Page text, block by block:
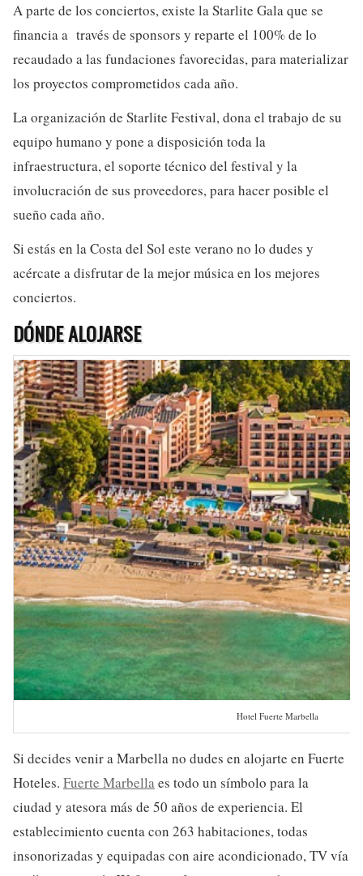
A parte de los conciertos, existe la Starlite Gala que se
financia a través de sponsors y reparte el 100% de lo
recaudado a las fundaciones favorecidas, para materializar
los proyectos comprometidos cada año.
La organización de Starlite Festival, dona el trabajo de su
equipo humano y pone a disposición toda la
infraestructura, el soporte técnico del festival y la
involucración de sus proveedores, para hacer posible el
sueño cada año.
Si estás en la Costa del Sol este verano no lo dudes y
acércate a disfrutar de la mejor música en los mejores
conciertos.
DÓNDE ALOJARSE
Hotel Fuerte Marbella
Si decides venir a Marbella no dudes en alojarte en Fuerte
Hoteles. Fuerte Marbellaes todo un símbolo para la
ciudad y atesora más de 50 años de experiencia. El
establecimiento cuenta con 263 habitaciones, todas
insonorizadas y equipadas con aire acondicionado, TV vía